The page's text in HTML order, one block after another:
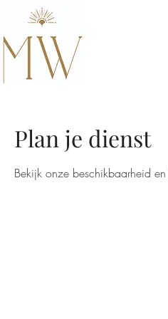
Plan je dienst
Bekijk onze beschikbaarheid